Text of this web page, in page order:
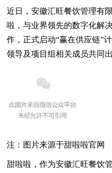
近日，安徽汇旺餐饮管理有
啦，与业界领先的数字化解
作，正式启动“赢在供应链”
领导及项目组相关成员共同
注：图片来源于甜啦啦官网
甜啦啦，作为安徽汇旺餐饮